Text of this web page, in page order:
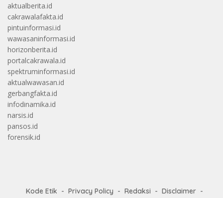
aktualberita.id
cakrawalafakta.id
pintuinformasi.id
wawasaninformasi.id
horizonberita.id
portalcakrawala.id
spektruminformasi.id
aktualwawasan.id
gerbangfakta.id
infodinamika.id
narsis.id
pansos.id
forensik.id
Kode Etik Privacy Policy Redaksi
Disclaimer